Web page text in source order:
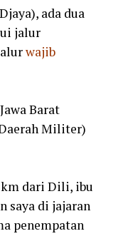
ada dua
jalur
wajib
Barat
Militer)
km dari Dili, ibu
saya di jajaran
penempatan